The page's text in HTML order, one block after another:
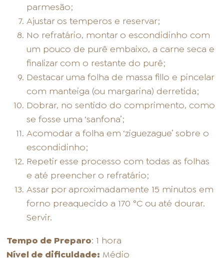
parmesão;
Ajustar os temperos e reservar;
No refratário, montar o escondidinho com
um pouco de purê embaixo, a carne seca e
finalizar com o restante do purê;
Destacar uma folha de massa fillo e pincelar
com manteiga (ou margarina) derretida;
Dobrar, no sentido do comprimento, como
se fosse uma ‘sanfona’;
Acomodar a folha em ‘ziguezague’ sobre o
escondidinho;
Repetir esse processo com todas as folhas
e até preencher o refratário;
Assar por aproximadamente 15 minutos em
forno preaquecido a 170 °C ou até dourar.
Servir.
Tempo de Preparo: 1 hora
Nível de dificuldade: Médio